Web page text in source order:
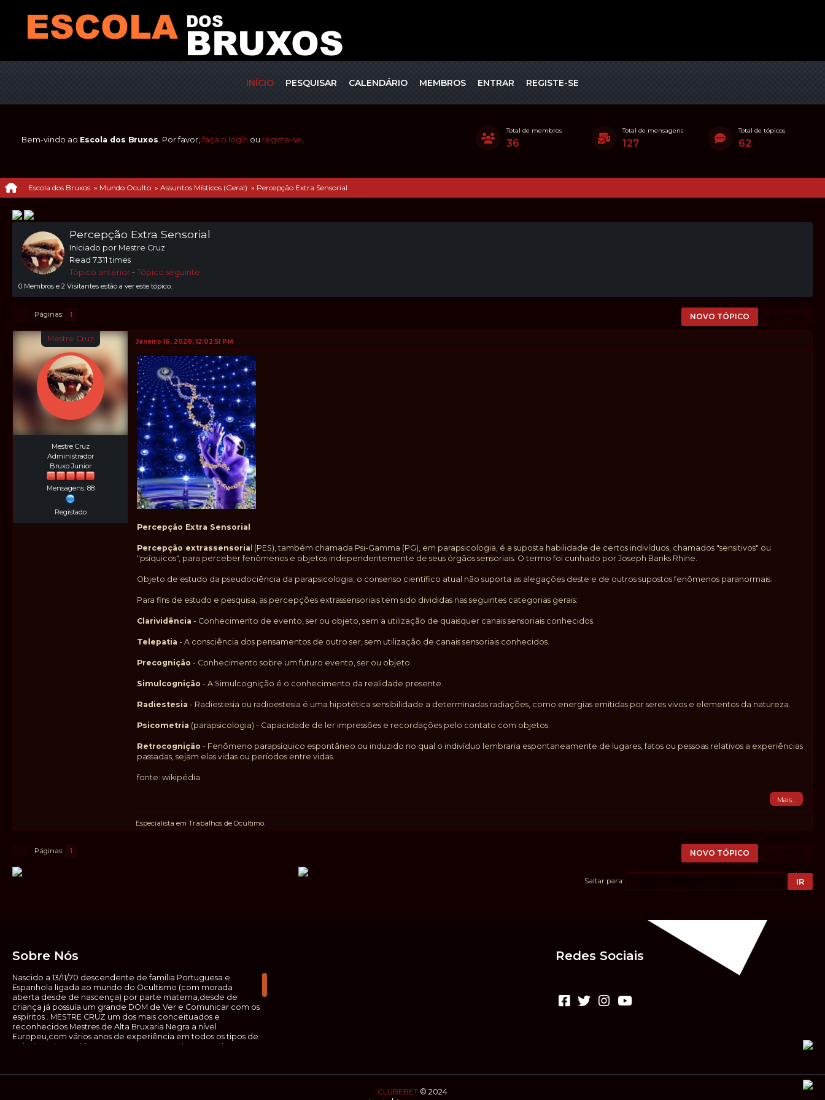
INÍCIO PESQUISAR CALENDÁRIO MEMBROS ENTRAR REGISTE-SE
Bem-vindo ao Escola dos Bruxos. Por favor, faça o login ou registe-se.
Total de membros
36
Total de mensagens
127
Total de tópicos
62
Escola dos Bruxos » Mundo Oculto » Assuntos Místicos (Geral) » Percepção Extra Sensorial
Percepção Extra Sensorial
Iniciado por Mestre Cruz
Read 7.311 times
Tópico anterior - Tópico seguinte
0 Membros e 2 Visitantes estão a ver este tópico.
NOVO TÓPICO IMPRIMIR
Páginas 1
Mestre Cruz
Mestre Cruz
Administrador
Bruxo Junior
Mensagens: 88
Registado
Janeiro 16, 2020, 12:02:51 PM
Percepção Extra Sensorial
Percepção extrassensoria l (PES), também chamada Psi-Gamma (PG), em parapsicologia, é a suposta habilidade de certos indivíduos, chamados "sensitivos" ou
"psíquicos", para perceber fenômenos e objetos independentemente de seus órgãos sensoriais. O termo foi cunhado por Joseph Banks Rhine.
Objeto de estudo da pseudociência da parapsicologia, o consenso científico atual não suporta as alegações deste e de outros supostos fenômenos paranormais.
Para fins de estudo e pesquisa, as percepções extrassensoriais tem sido divididas nas seguintes categorias gerais:
Clarividência - Conhecimento de evento, ser ou objeto, sem a utilização de quaisquer canais sensoriais conhecidos.
Telepatia - A consciência dos pensamentos de outro ser, sem utilização de canais sensoriais conhecidos.
Precognição - Conhecimento sobre um futuro evento, ser ou objeto.
Simulcognição - A Simulcognição é o conhecimento da realidade presente.
Radiestesia - Radiestesia ou radioestesia é uma hipotética sensibilidade a determinadas radiações, como energias emitidas por seres vivos e elementos da natureza.
Psicometria (parapsicologia) - Capacidade de ler impressões e recordações pelo contato com objetos.
Retrocognição - Fenômeno parapsíquico espontâneo ou induzido no qual o indivíduo lembraria espontaneamente de lugares, fatos ou pessoas relativos a experiências
passadas, sejam elas vidas ou períodos entre vidas.
fonte: wikipédia
Mais...
Especialista em Trabalhos de Ocultimo.
NOVO TÓPICO IMPRIMIR
Páginas 1
Saltar para
Sobre Nós
Nascido a 13/11/70 descendente de família Portuguesa e
Espanhola ligada ao mundo do Ocultismo (com morada
aberta desde de nascença) por parte materna,desde de
criança já possuía um grande DOM de Ver e Comunicar com os
espíritos . MESTRE CRUZ um dos mais conceituados e
reconhecidos Mestres de Alta Bruxaria Negra a nível
Europeu,com vários anos de experiência em todos os tipos de
trabalhos de Ocultismo. Escreveu os seus saberes ocultos em
desconhece, com prejuízo para ele mesmo e todos á sua
Redes Sociais
CLUBEBET © 2024